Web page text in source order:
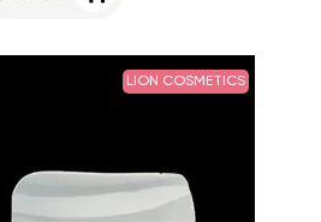
LION COSMETICS